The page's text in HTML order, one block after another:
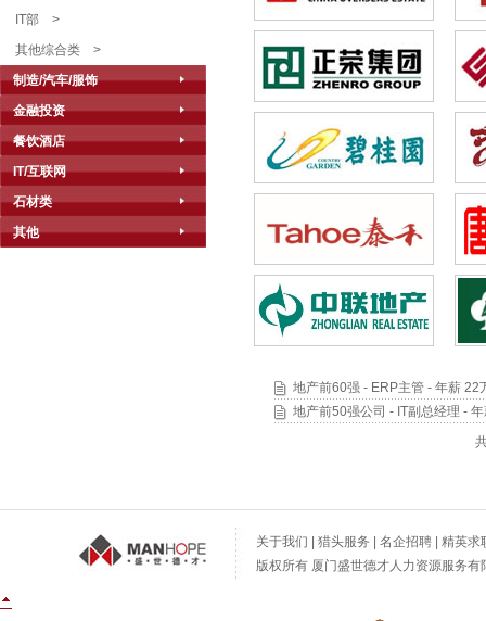
IT部 >
其他综合类 >
制造/汽车/服饰
金融投资
餐饮酒店
IT/互联网
石材类
其他
地产前60强 - ERP主管 - 年薪 22
地产前50强公司 - IT副总经理 -
关于我们 猎头服务 名企招聘
精英求
版权所有 厦门盛世德才人力资源服务